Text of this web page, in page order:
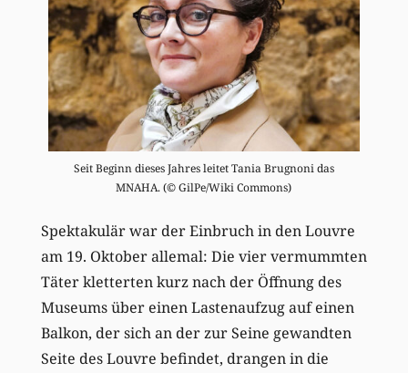
Seit Beginn dieses Jahres leitet Tania Brugnoni das
MNAHA. (© GilPe/Wiki Commons)
Spektakulär war der Einbruch in den Louvre
am 19. Oktober allemal: Die vier vermummten
Täter kletterten kurz nach der Öffnung des
Museums über einen Lastenaufzug auf einen
Balkon, der sich an der zur Seine gewandten
Seite des Louvre befindet, drangen in die